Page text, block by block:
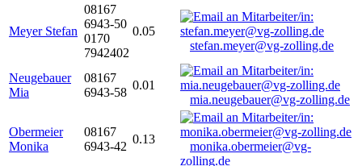
Meyer Stefan
08167
6943-50
0170
7942402
0.05
stefan.meyer@vg-zolling.de
Neugebauer
Mia
08167
6943-58
0.01
mia.neugebauer@vg-zolling.de
Obermeier
Monika
08167
6943-42
0.13
monika.obermeier@vg-
zolling.de